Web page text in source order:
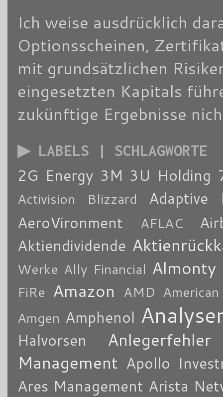
Ich weise ausdrücklich
Optionsscheinen,
mit grundsätzlichen
eingesetzten Kapitals
zukünftige Ergebnisse
▶ LABELS | SCHLAGWORTE
2G Energy 3M 3U Holding
Activision Blizzard
Adaptive
AeroVironment
AFLAC
Aktiendividende
Werke Ally Financial Almonty
FiRe Amazon AMD
Amgen Amphenol
Halvorsen
Anlegerfehler
Management Apollo
Ares Management Arista